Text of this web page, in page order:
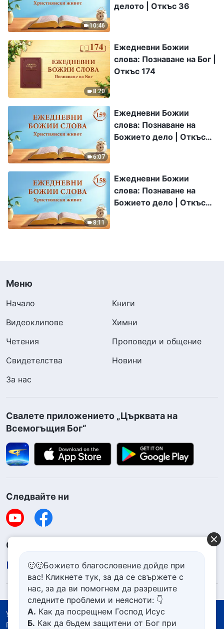
10:46
делото | Откъс 36
8:20
Ежедневни Божии
слова: Познаване на Бог |
Откъс 174
6:07
Ежедневни Божии
слова: Познаване на
Божието дело | Откъс
8:11
Ежедневни Божии
слова: Познаване на
Божието дело | Откъс
Меню
Начало
Книги
Видеоклипове
Химни
Четения
Проповеди и общение
Свидетелства
Новини
За нас
Свалете приложението „Църквата на
Всемогъщия Бог“
Следвайте ни
Свържете се с нас
contact.bg@godfootsteps.org
Условия за ползване
Политика за поверителност
🙂🙂Божието благословение дойде при
вас! Кликнете тук, за да се свържете с
нас, за да ви помогнем да разрешите
следните проблеми и неясноти: 👇
А. Как да посрещнем Господ Исус
Б. Как да бъдем защитени от Бог при